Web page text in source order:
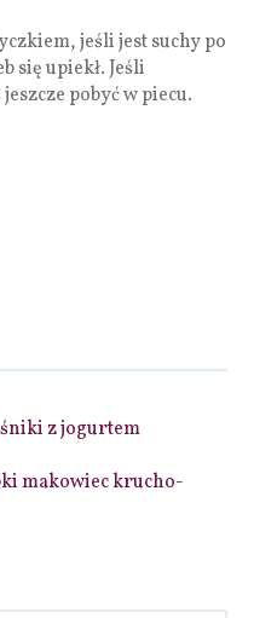
jeśli jest suchy po
się upiekł. Jeśli
pobyć w piecu.
z jogurtem
makowiec krucho-